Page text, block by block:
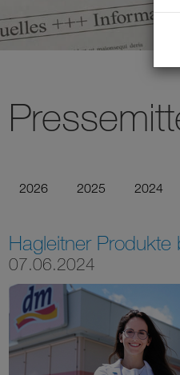
2026 2025 2024
Hagleitner Produkte
07.06.2024